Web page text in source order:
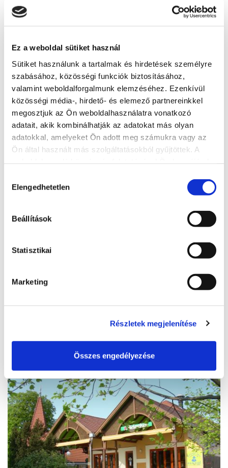
Ez a weboldal sütiket használ
Sütiket használunk a tartalmak és hirdetések személyre
szabásához, közösségi funkciók biztosításához,
valamint weboldalforgalmunk elemzéséhez. Ezenkívül
közösségi média-, hirdető- és elemező partnereinkkel
megosztjuk az Ön weboldalhasználatra vonatkozó
adatait, akik kombinálhatják az adatokat más olyan
adatokkal, amelyeket Ön adott meg számukra vagy az
Ön által használt más szolgáltatásokból gyűjtöttek. A
kiválasztása
Elengedhetetlen
Beállítások
Statisztikai
Marketing
Részletek megjelenítése
Összes engedélyezése
Address
More accommodations
8600, Siófok, Szent László utca 185.